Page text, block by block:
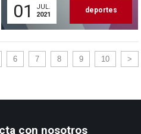
01
JUL.
2021
deportes
6 7 8 9 10 >
con nosotros